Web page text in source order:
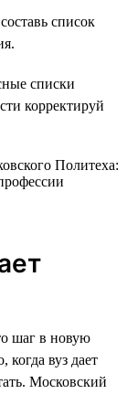
список
списки
корректируй
шаг в новую
когда вуз дает
Московский